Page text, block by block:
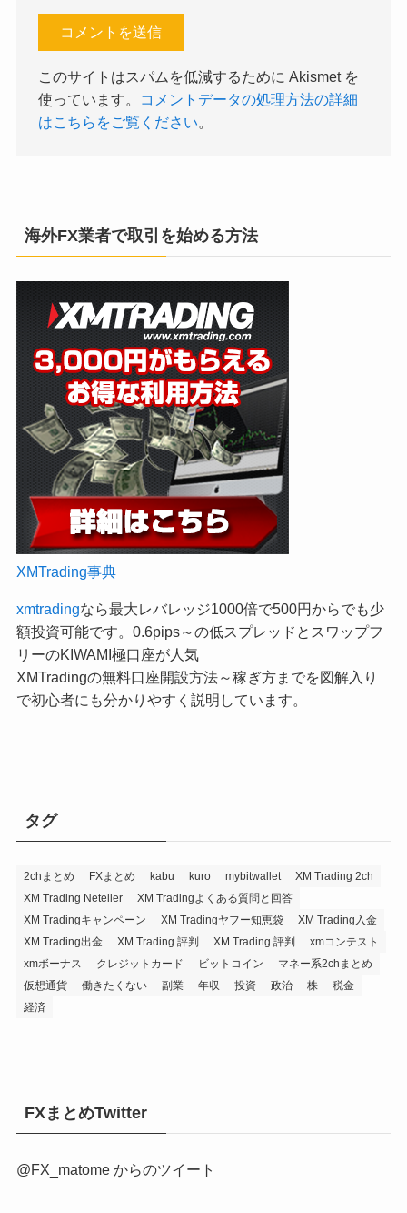
このサイトはスパムを低減するために Akismet を
使っています。
コメントデータの処理方法の詳細
はこちらをご覧ください。
海外FX業者で取引を始める方法
XMTrading事典
xmtradingなら最大レバレッジ1000倍で500円からでも少
額投資可能です。0.6pips～の低スプレッドとスワップフ
リーのKIWAMI極口座が人気
XMTradingの無料口座開設方法～稼ぎ方までを図解入り
で初心者にも分かりやすく説明しています。
タグ
2chまとめ FXまとめ kabu kuro mybitwallet
XM Trading 2ch
XM Trading Neteller
XM Tradingよくある質問と回答
XM Tradingキャンペーン
XM Tradingヤフー知恵袋
XM Trading入金
XM Trading出金
XM Trading 評判 XM Trading 評判
xmコンテスト
xmボーナス
クレジットカード ビットコイン
マネー系2chまとめ
仮想通貨
働きたくない 副業 年収 投資 政治 株
税金
経済
FXまとめTwitter
@FX_matome からのツイート